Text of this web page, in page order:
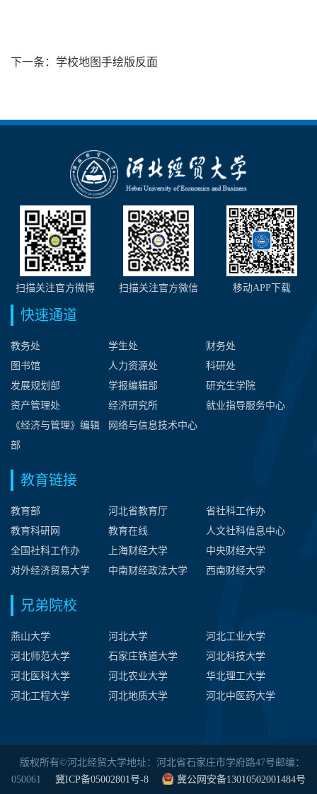
下一条： 学校地图手绘版反面
扫描关注官方微博 扫描关注官方微信 移动APP下载
快速通道
教务处 学生处
财务处
图书馆
人力资源处
科研处
发展规划部
学报编辑部
研究生学院
资产管理处
经济研究所
就业指导服务中心
《经济与管理》编辑
部
网络与信息技术中心
教育链接
教育部 河北省教育厅
省社科工作办
教育科研网
教育在线
人文社科信息中心
全国社科工作办
上海财经大学
中央财经大学
对外经济贸易大学
中南财经政法大学 西南财经大学
兄弟院校
燕山大学 河北大学
河北工业大学
河北师范大学
石家庄铁道大学
河北科技大学
河北医科大学
河北农业大学
华北理工大学
河北工程大学
河北地质大学 河北中医药大学
版权所有©河北经贸大学地址：河北省石家庄市学府路47号邮编：
050061
冀ICP备05002801号-8 冀公网安备13010502001484号